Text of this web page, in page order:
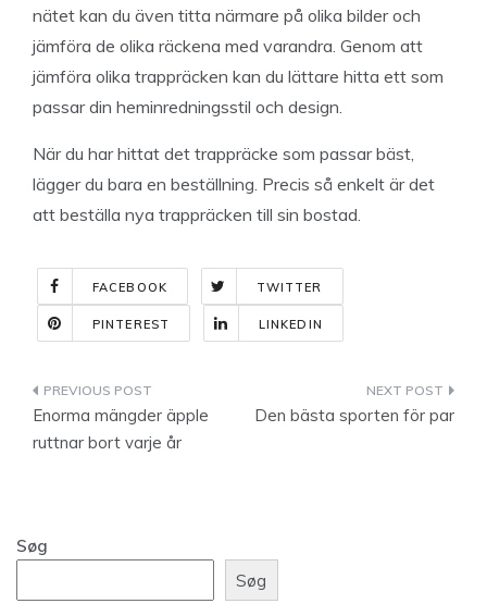
nätet kan du även titta närmare på olika bilder och
jämföra de olika räckena med varandra. Genom att
jämföra olika trappräcken kan du lättare hitta ett som
passar din heminredningsstil och design.
När du har hittat det trappräcke som passar bäst,
lägger du bara en beställning. Precis så enkelt är det
att beställa nya trappräcken till sin bostad.
FACEBOOK TWITTER
PINTEREST LINKEDIN
Indlægsnavigation
Enorma mängder äpple
ruttnar bort varje år
Den bästa sporten för par
Søg
Søg